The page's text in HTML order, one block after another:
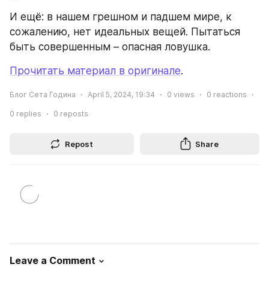
И ещё: в нашем грешном и падшем мире, к
сожалению, нет идеальных вещей. Пытаться
быть совершенным – опасная ловушка.
Прочитать материал в оригинале.
Блог Сета Година April 5, 2024, 19:34 0 views 0 reactions
0 replies 0 reposts
Repost Share
Leave a Comment